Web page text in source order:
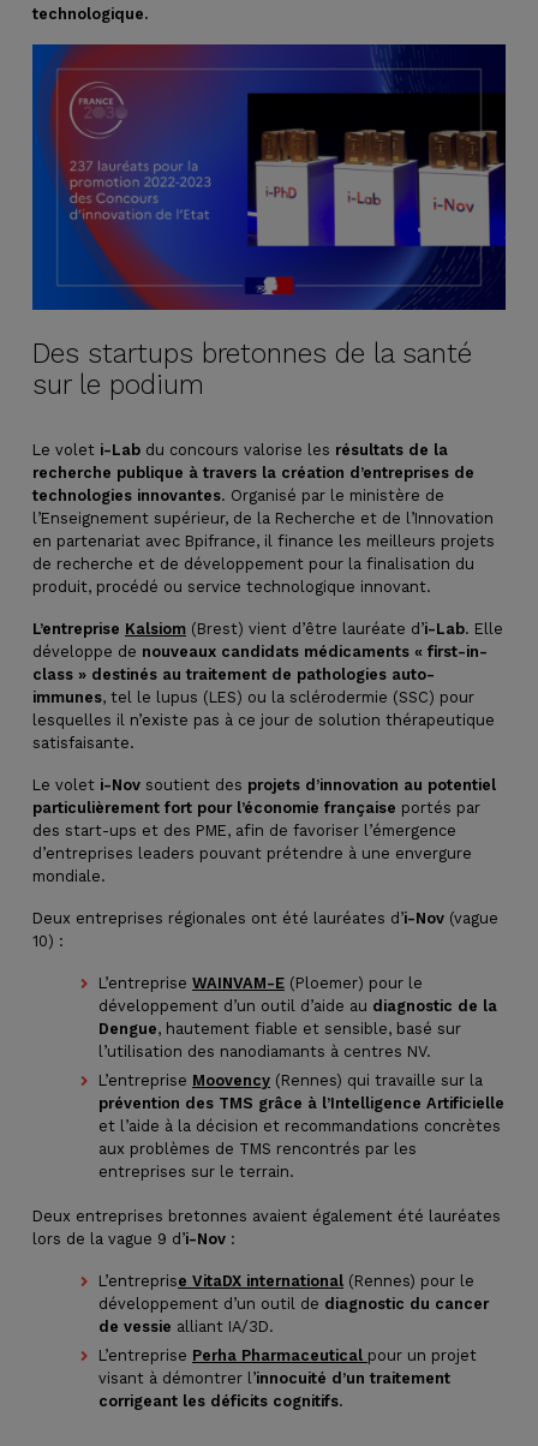
technologique.
Des startups bretonnes de la santé
sur le podium
Le volet i-Lab du concours valorise les résultats de la
recherche publique à travers la création d’entreprises de
technologies innovantes. Organisé par le ministère de
l’Enseignement supérieur, de la Recherche et de l’Innovation
en partenariat avec Bpifrance, il finance les meilleurs projets
de recherche et de développement pour la finalisation du
produit, procédé ou service technologique innovant.
L’entreprise Kalsiom (Brest) vient d’être lauréate d’i-Lab. Elle
développe de nouveaux candidats médicaments « first-in-
class » destinés au traitement de pathologies auto-
immunes, tel le lupus (LES) ou la sclérodermie (SSC) pour
lesquelles il n’existe pas à ce jour de solution thérapeutique
satisfaisante.
Le volet i-Nov soutient des projets d’innovation au potentiel
particulièrement fort pour l’économie française portés par
des start-ups et des PME, afin de favoriser l’émergence
d’entreprises leaders pouvant prétendre à une envergure
mondiale.
Deux entreprises régionales ont été lauréates d’i-Nov (vague
10) :
L’entreprise WAINVAM-E (Ploemer) pour le
développement d’un outil d’aide au diagnostic de la
Dengue, hautement fiable et sensible, basé sur
l’utilisation des nanodiamants à centres NV.
L’entreprise Moovency (Rennes) qui travaille sur la
prévention des TMS grâce à l’Intelligence Artificielle
et l’aide à la décision et recommandations concrètes
aux problèmes de TMS rencontrés par les
entreprises sur le terrain.
Deux entreprises bretonnes avaient également été lauréates
lors de la vague 9 d’i-Nov :
L’entreprise VitaDX international (Rennes) pour le
développement d’un outil de diagnostic du cancer
de vessie alliant IA/3D.
L’entreprise Perha Pharmaceutical pour un projet
visant à démontrer l’innocuité d’un traitement
corrigeant les déficits cognitifs.